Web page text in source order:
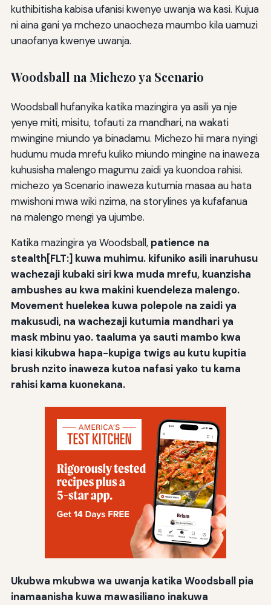
kuthibitisha kabisa ufanisi kwenye uwanja wa kasi. Kujua
ni aina gani ya mchezo unaocheza maumbo kila uamuzi
unaofanya kwenye uwanja.
Woodsball na Michezo ya Scenario
Woodsball hufanyika katika mazingira ya asili ya nje
yenye miti, misitu, tofauti za mandhari, na wakati
mwingine miundo ya binadamu. Michezo hii mara nyingi
hudumu muda mrefu kuliko miundo mingine na inaweza
kuhusisha malengo magumu zaidi ya kuondoa rahisi.
michezo ya Scenario inaweza kutumia masaa au hata
mwishoni mwa wiki nzima, na storylines ya kufafanua
na malengo mengi ya ujumbe.
Katika mazingira ya Woodsball, patience na
stealth[FLT:] kuwa muhimu. kifuniko asili inaruhusu
wachezaji kubaki siri kwa muda mrefu, kuanzisha
ambushes au kwa makini kuendeleza malengo.
Movement huelekea kuwa polepole na zaidi ya
makusudi, na wachezaji kutumia mandhari ya
mask mbinu yao. taaluma ya sauti mambo kwa
kiasi kikubwa hapa-kupiga twigs au kutu kupitia
brush nzito inaweza kutoa nafasi yako tu kama
rahisi kama kuonekana.
Ukubwa mkubwa wa uwanja katika Woodsball pia
inamaanisha kuwa mawasiliano inakuwa